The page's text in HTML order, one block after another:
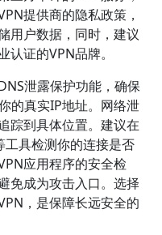
提供商的隐私政策，
用户数据，同时，建议
证的VPN品牌。
泄露保护功能，确保
的真实IP地址。网络泄
踪到具体位置。建议在
工具检测你的连接是否
应用程序的安全检
免成为攻击入口。选择
，是保障长远安全的